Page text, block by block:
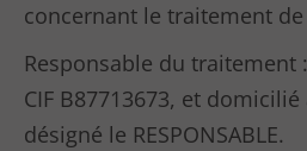
concernant le traitement
Responsable du traitement
CIF B87713673, et
désigné le RESPONSABLE.